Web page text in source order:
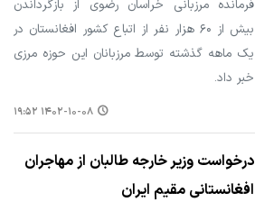
فرمانده مرزبانی خراسان رضوی از بازگرداندن
بیش از ۶۰ هزار نفر از اتباع کشور افغانستان در
یک ماهه گذشته توسط مرزبانان این حوزه مرزی
خبر داد.
۱۴۰۲-۱۰-۰۸ ۱۹:۵۲
درخواست وزیر خارجه طالبان از مهاجران
افغانستانی مقیم ایران